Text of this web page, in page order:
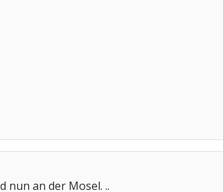
nun an der Mosel. ..